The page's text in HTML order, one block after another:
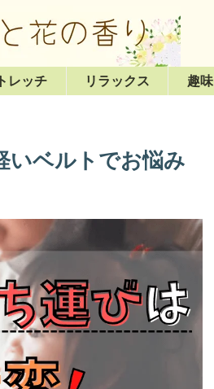
レッチ リラックス 趣味
いベルトでお悩み